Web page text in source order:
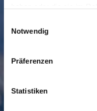
Notwendig
Präferenzen
Statistiken